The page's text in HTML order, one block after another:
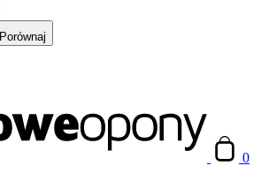
Porównaj
0